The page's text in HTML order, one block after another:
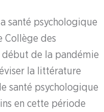
santé psychologique
Collège des
début de la pandémie
la littérature
santé psychologique
en cette période